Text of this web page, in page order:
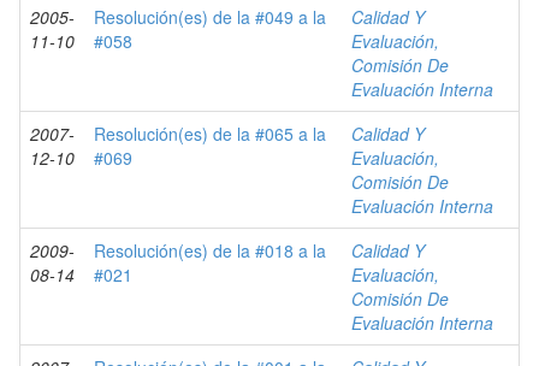
2005-
11-10
Resolución(es) de la #049 a la
#058
Calidad Y
Evaluación,
Comisión De
Evaluación Interna
2007-
12-10
Resolución(es) de la #065 a la
#069
Calidad Y
Evaluación,
Comisión De
Evaluación Interna
2009-
08-14
Resolución(es) de la #018 a la
#021
Calidad Y
Evaluación,
Comisión De
Evaluación Interna